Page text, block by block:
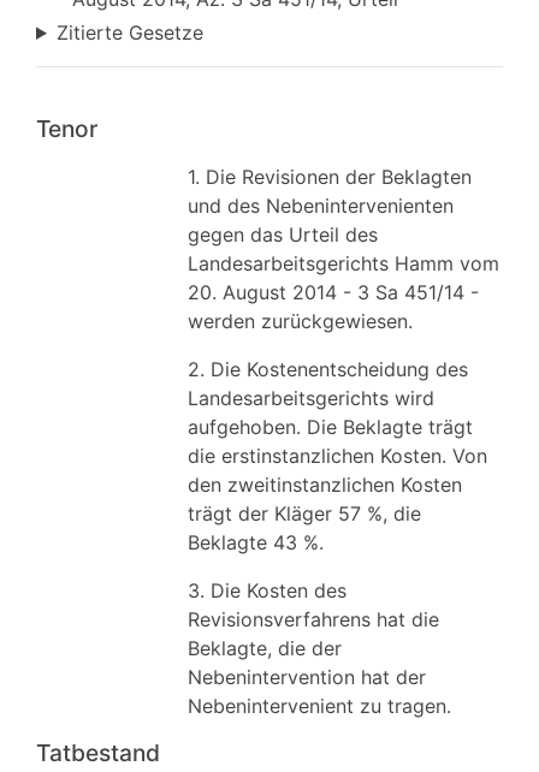
Zitierte Gesetze
Tenor
1. Die Revisionen der Beklagten
und des Nebenintervenienten
gegen das Urteil des
Landesarbeitsgerichts Hamm vom
20. August 2014 - 3 Sa 451/14 -
werden zurückgewiesen.
2. Die Kostenentscheidung des
Landesarbeitsgerichts wird
aufgehoben. Die Beklagte trägt
die erstinstanzlichen Kosten. Von
den zweitinstanzlichen Kosten
trägt der Kläger 57 %, die
Beklagte 43 %.
3. Die Kosten des
Revisionsverfahrens hat die
Beklagte, die der
Nebenintervention hat der
Nebenintervenient zu tragen.
Tatbestand